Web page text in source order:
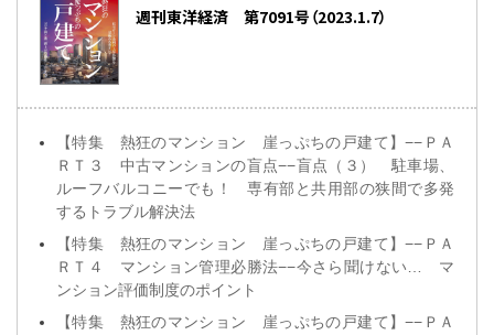
週刊東洋経済 第7091号（2023.1.7）
【特集 熱狂のマンション 崖っぷちの戸建て】−−ＰＡ
ＲＴ３ 中古マンションの盲点−−盲点（３） 駐車場、
ルーフバルコニーでも！ 専有部と共用部の狭間で多発
するトラブル解決法
【特集 熱狂のマンション 崖っぷちの戸建て】−−ＰＡ
ＲＴ４ マンション管理必勝法−−今さら聞けない… マ
ンション評価制度のポイント
【特集 熱狂のマンション 崖っぷちの戸建て】−−ＰＡ